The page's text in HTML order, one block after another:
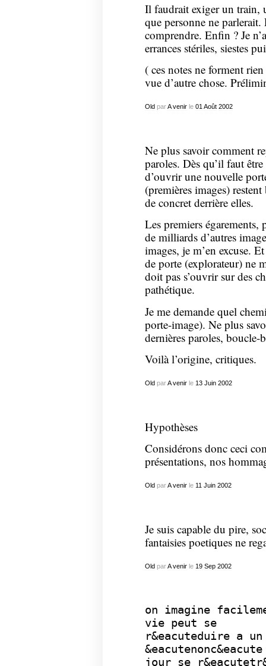
Il faudrait exiger un train,
que personne ne
comprendre. Enfin ? Je
errances stériles, siestes
( ces notes ne forment
vue d’autre chose.
OldparA venirle 01 Août 2002
Ne plus savoir comment
paroles. Dès qu’il faut
d’ouvrir une nouvelle
(premières images)
de concret derrière elles.
Les premiers
de milliards d’autres
images, je m’en excuse.
de porte (explorateur) ne
doit pas s’ouvrir sur des
pathétique.
Je me demande quel
porte-image). Ne plus
dernières paroles, boucle-
Voilà l’origine, critiques.
OldparA venirle 13 Juin 2002
Hypothèses
Considérons donc ceci
présentations, nos
OldparA venirle 11 Juin 2002
Je suis capable du pire,
fantaisies poetiques ne
OldparA venirle 19 Sep 2002
on imagine
vie peut se
r&eacuteduire a
jour se